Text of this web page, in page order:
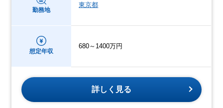
勤務地
東京都
想定年収
680～1400万円
詳しく見る